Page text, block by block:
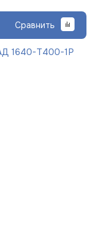
Сравнить
1640-Т400-1Р